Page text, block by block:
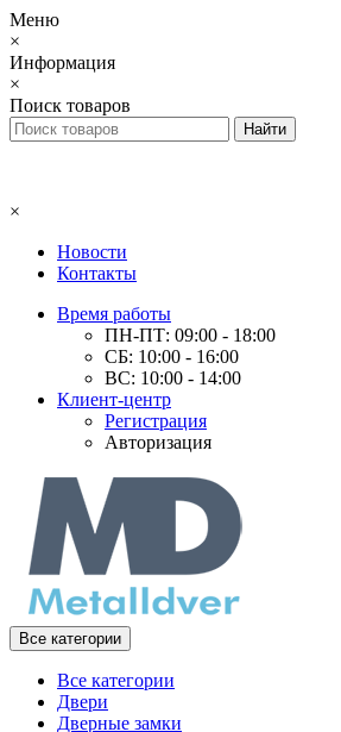
Меню
×
Информация
×
Поиск товаров
×
Новости
Контакты
Время работы
ПН-ПТ: 09:00 - 18:00
СБ: 10:00 - 16:00
ВС: 10:00 - 14:00
Клиент-центр
Регистрация
Авторизация
Все категории
Все категории
Двери
Дверные замки